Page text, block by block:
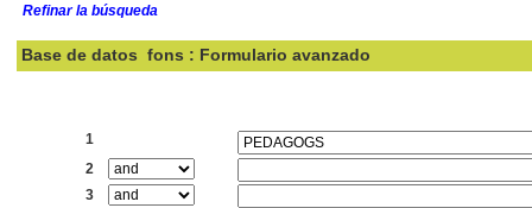
Refinar la búsqueda
Base de datos fons : Formulario avanzado
1
2
3